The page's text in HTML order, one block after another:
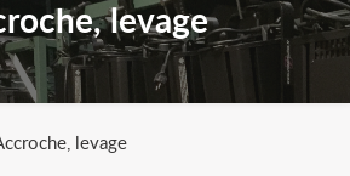
levage
levage